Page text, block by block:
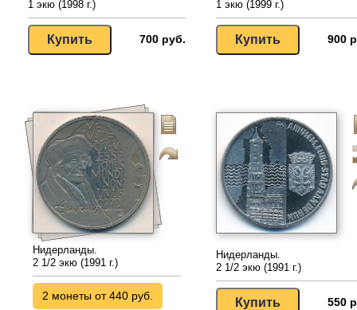
1 экю (1998 г.)
700 руб.
1 экю (1999 г.)
900
Нидерланды.
2 1/2 экю (1991 г.)
2 монеты от 440 руб.
Нидерланды.
2 1/2 экю (1991 г.)
550